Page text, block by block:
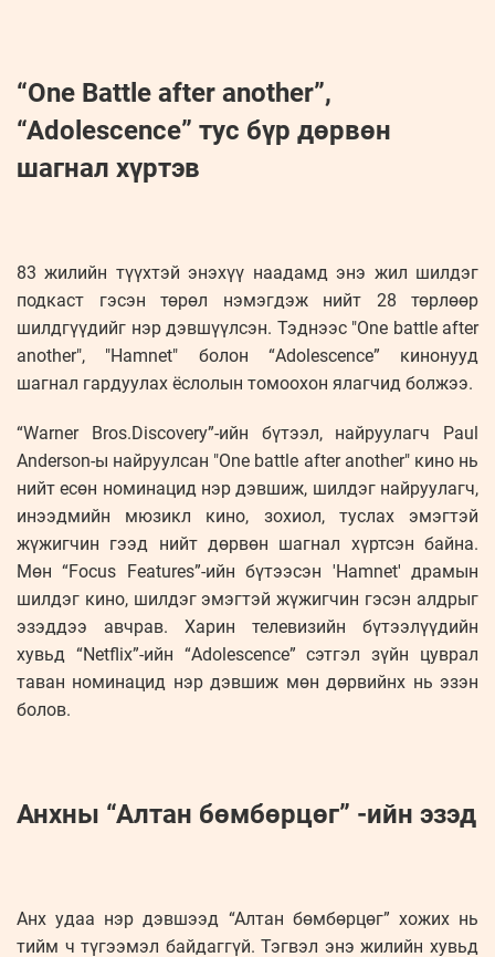
“One Battle after another”,
“Adolescence” тус бүр дөрвөн
шагнал хүртэв
83 жилийн түүхтэй энэхүү наадамд энэ жил шилдэг
подкаст гэсэн төрөл нэмэгдэж нийт 28 төрлөөр
шилдгүүдийг нэр дэвшүүлсэн. Тэднээс "One battle after
another", "Hamnet" болон “Adolescence” кинонууд
шагнал гардуулах ёслолын томоохон ялагчид болжээ.
“Warner Bros.Discovery”-ийн бүтээл, найруулагч Paul
Anderson-ы найруулсан "One battle after another" кино нь
нийт есөн номинацид нэр дэвшиж, шилдэг найруулагч,
инээдмийн мюзикл кино, зохиол, туслах эмэгтэй
жүжигчин гээд нийт дөрвөн шагнал хүртсэн байна.
Мөн “Focus Features”-ийн бүтээсэн 'Hamnet' драмын
шилдэг кино, шилдэг эмэгтэй жүжигчин гэсэн алдрыг
эзэддээ авчрав. Харин телевизийн бүтээлүүдийн
хувьд “Netflix”-ийн “Adolescence” сэтгэл зүйн цуврал
таван номинацид нэр дэвшиж мөн дөрвийнх нь эзэн
болов.
Анхны “Алтан бөмбөрцөг” -ийн эзэд
Анх удаа нэр дэвшээд “Алтан бөмбөрцөг” хожих нь
тийм ч түгээмэл байдаггүй. Тэгвэл энэ жилийн хувьд